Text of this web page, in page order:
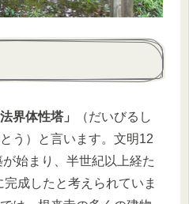
界体性塔」
（だいびるし
う）と言います。文明12
始まり、半世紀以上経た
成したと考えられていま